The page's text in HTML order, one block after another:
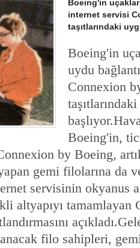
Boeing'in
internet servisi
taşıtlarındaki
Boeing'in
uydu
Connexion
başlıyor.
Boeing'in,
by Boeing,
yapan gemi filolarına da
servisinin okyanus
altyapıyı
açıkladı.
filo sahipleri,